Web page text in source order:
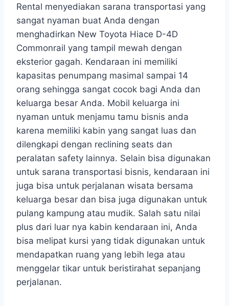
Rental menyediakan sarana transportasi yang
sangat nyaman buat Anda dengan
menghadirkan New Toyota Hiace D-4D
Commonrail yang tampil mewah dengan
eksterior gagah. Kendaraan ini memiliki
kapasitas penumpang masimal sampai 14
orang sehingga sangat cocok bagi Anda dan
keluarga besar Anda. Mobil keluarga ini
nyaman untuk menjamu tamu bisnis anda
karena memiliki kabin yang sangat luas dan
dilengkapi dengan reclining seats dan
peralatan safety lainnya. Selain bisa digunakan
untuk sarana transportasi bisnis, kendaraan ini
juga bisa untuk perjalanan wisata bersama
keluarga besar dan bisa juga digunakan untuk
pulang kampung atau mudik. Salah satu nilai
plus dari luar nya kabin kendaraan ini, Anda
bisa melipat kursi yang tidak digunakan untuk
mendapatkan ruang yang lebih lega atau
menggelar tikar untuk beristirahat sepanjang
perjalanan.